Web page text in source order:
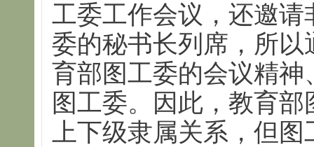
工委工作会议，还邀
委的秘书长列席，所
育部图工委的会议精
图工委。因此，教育
上下级隶属关系，但